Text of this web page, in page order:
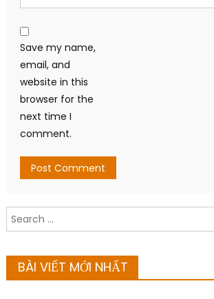
Save my name,
email, and
website in this
browser for the
next time I
comment.
Search
for:
BÀI VIẾT MỚI NHẤT